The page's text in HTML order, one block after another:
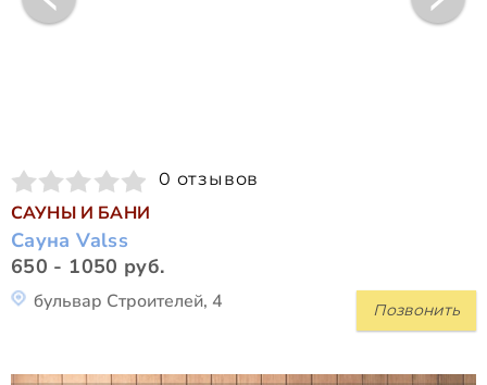
0 отзывов
САУНЫ И БАНИ
Сауна Valss
650 - 1050 руб.
Позвонить
бульвар Строителей, 4